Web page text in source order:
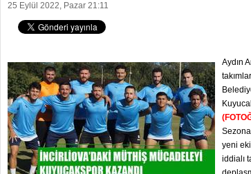
25 Eylül 2022, Pazar 21:11
Aydın
yeni
iddialı